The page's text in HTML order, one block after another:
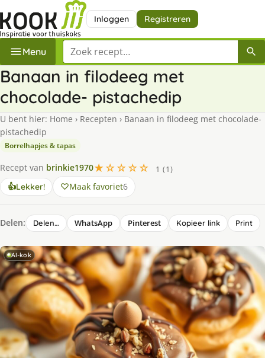
Inloggen Registreren
Menu Zoek een recept
Banaan in filodeeg met
chocolade- pistachedip
U bent hier: Home › Recepten › Banaan in filodeeg met chocolade-
pistachedip
Borrelhapjes & tapas
Recept van brinkie1970★☆☆☆☆
1 (1)
👍Lekker! Maak favoriet6
Delen: Delen… WhatsApp Pinterest Kopieer link Print
AI-kok